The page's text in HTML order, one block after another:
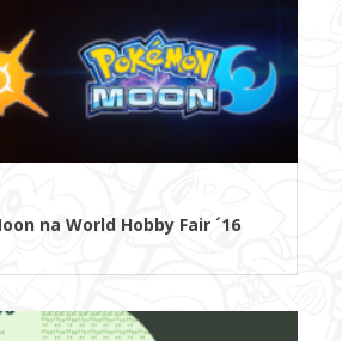
na World Hobby Fair ´16